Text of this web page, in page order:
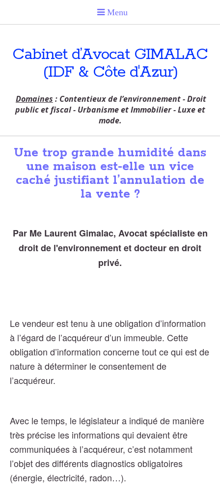
Cabinet d’Avocat GIMALAC
(IDF & Côte d'Azur)
Domaines : Contentieux de l’environnement - Droit
public et fiscal - Urbanisme et Immobilier - Luxe et
mode.
Une trop grande humidité dans
une maison est-elle un vice
caché justifiant l’annulation de
la vente ?
Par Me Laurent Gimalac, Avocat spécialiste en
droit de l'environnement et docteur en droit
privé.
Le vendeur est tenu à une obligation d’information
à l’égard de l’acquéreur d’un immeuble. Cette
obligation d’information concerne tout ce qui est de
nature à déterminer le consentement de
l’acquéreur.
Avec le temps, le législateur a indiqué de manière
très précise les informations qui devaient être
communiquées à l’acquéreur, c’est notamment
l’objet des différents diagnostics obligatoires
(énergie, électricité, radon…).